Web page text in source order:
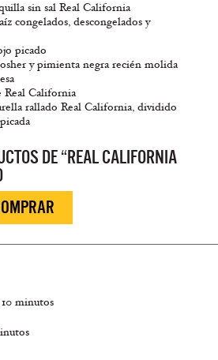
sin sal Real California
congelados, descongelados y
picado
y pimienta negra recién molida
Real California
rallado Real California, dividido
DE “REAL CALIFORNIA
minutos